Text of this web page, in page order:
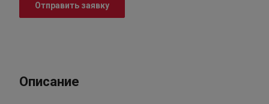
Отправить заявку
Описание